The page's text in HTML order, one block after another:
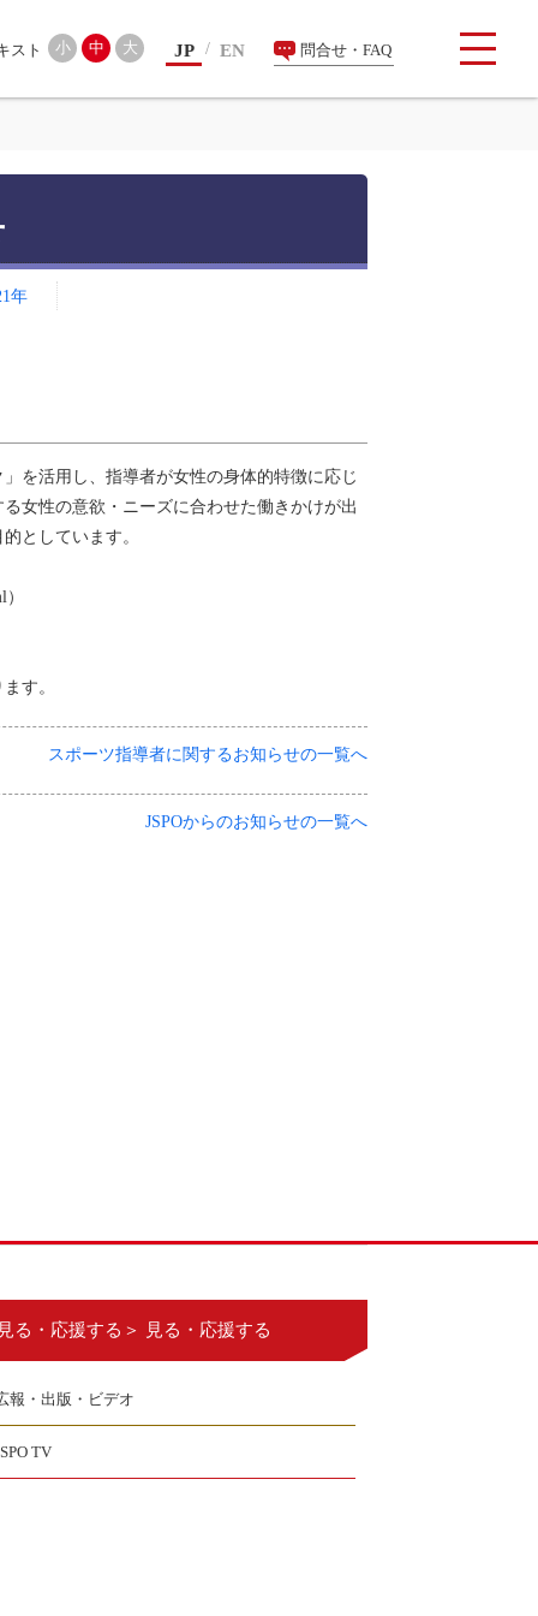
索 小 中 大 JP EN 問合せ・FAQ
年
を活用し、指導者が女性の身体的特徴に応じ
女性の意欲・ニーズに合わせた働きかけが出
としています。
す。
スポーツ指導者に関するお知らせの一覧へ
JSPOからのお知らせの一覧へ
る・応援する＞ 見る・応援する
報・出版・ビデオ
TV